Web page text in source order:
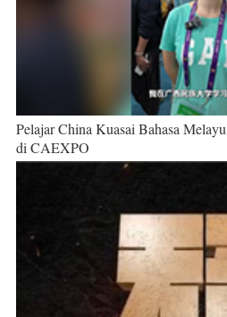
Pelajar China Kuasai Bahasa
di CAEXPO